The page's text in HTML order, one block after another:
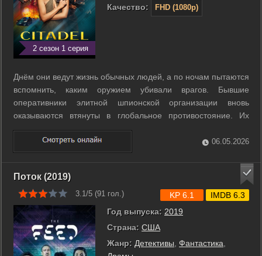
2 сезон 1 серия
Качество:
FHD (1080p)
Днём они ведут жизнь обычных людей, а по ночам пытаются
вспомнить, каким оружием убивали врагов. Бывшие
оперативники элитной шпионской организации вновь
оказываются втянуты в глобальное противостояние. Их
агентство было полностью уничтожено теневой сетью под
названием Мантикора. Теперь герои вынуждены
восстановить фрагменты стертой памяти ради ...
06.05.2026
Поток (2019)
3.1/5 (91 гол.)
Год выпуска: 2019
Страна: США
Жанр: Детективы Фантастика
KP 6.1 IMDB 6.3